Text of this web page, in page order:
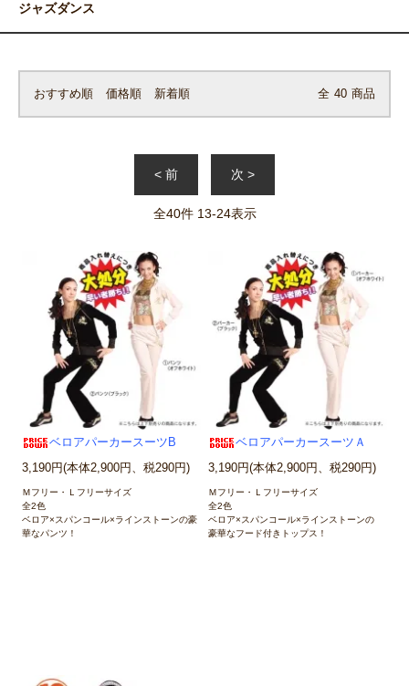
ジャズダンス
おすすめ順 価格順 新着順 全 40 商品
< 前 次 >
全40件 13-24表示
ベロアパーカースーツB
3,190円(本体2,900円、税290円)
Ｍフリー・Ｌフリーサイズ
全2色
ベロア×スパンコール×ラインストーンの豪
華なパンツ！
ベロアパーカースーツＡ
3,190円(本体2,900円、税290円)
Ｍフリー・Ｌフリーサイズ
全2色
ベロア×スパンコール×ラインストーンの
豪華なフード付きトップス！